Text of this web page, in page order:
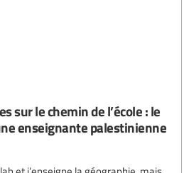
sur le chemin de l’école : le
enseignante palestinienne